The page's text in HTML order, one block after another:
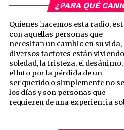
¿PARA QUÉ
Quienes hacemos esta radio,
con aquellas personas que
necesitan un cambio en su
diversos factores están
soledad, la tristeza, el
el luto por la pérdida de un
ser querido o simplemente no
los días y son personas que
requieren de una experiencia